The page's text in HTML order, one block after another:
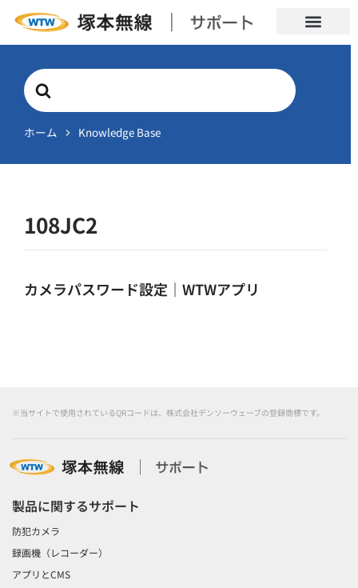
Search
For
ホーム Knowledge Base
108JC2
カメラパスワード設定｜WTWアプリ
※当サイトで使用されているQRコードは、株式会社デンソーウェーブの登録商標です。
製品に関するサポート
防犯カメラ
録画機（レコーダー）
アプリとCMS